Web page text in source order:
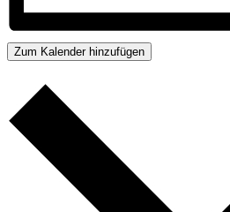
Zum Kalender hinzufügen